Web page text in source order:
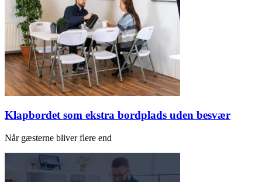
Klapbordet som ekstra bordplads uden besvær
Når gæsterne bliver flere end